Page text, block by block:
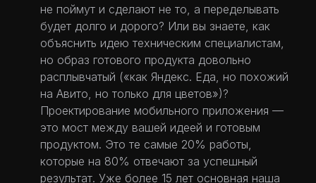
не поймут и сделают не то, а переделывать
будет долго и дорого? Или вы знаете, как
объяснить идею техническим специалистам,
но образ готового продукта довольно
расплывчатый («как Яндекс. Еда, но похожий
на Авито, но только для цветов»)?
Проектирование мобильного приложения —
это мост между вашей идеей и готовым
продуктом. Это те самые 20% работы,
которые на 80% отвечают за успешный
результат. Уже более 15 лет основная наша